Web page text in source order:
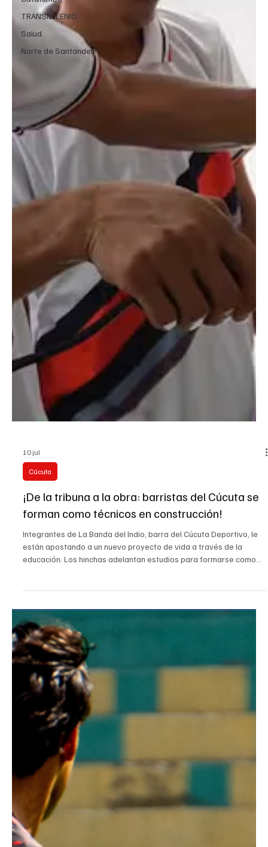
TRANSMILENIO
Salud
Norte de Santander
10 jul
Cúcuta
¡De la tribuna a la obra: barristas del Cúcuta se
forman como técnicos en construcción!
Integrantes de La Banda del Indio, barra del Cúcuta Deportivo, le
técnicos en construcción de edificaciones, una oportunidad que
positiva en la sociedad. Durante el proceso, los barristas no solo
aprenden sobre construcción, sino también sobre valores,
convivencia y responsabilidad. Según expresa